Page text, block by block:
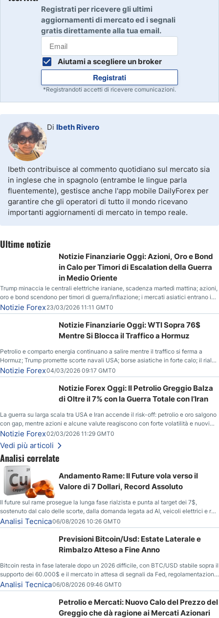
Registrati per ricevere gli ultimi
aggiornamenti di mercato ed i segnali
gratis direttamente alla tua email.
Aiutami a scegliere un broker
Registrati
*Registrandoti accetti di ricevere comunicazioni.
Di Ibeth Rivero
Ibeth contribuisce al commento quotidiano sul mercato sia
in inglese che in spagnolo (entrambe le lingue parla
fluentemente), gestisce anche l'app mobile DailyForex per
garantire che gli operatori di tutto il mondo ricevano
importanti aggiornamenti di mercato in tempo reale.
Ultime notizie
Notizie Finanziarie Oggi: Azioni, Oro e Bond
in Calo per Timori di Escalation della Guerra
in Medio Oriente
Trump minaccia le centrali elettriche iraniane, scadenza martedì mattina; azioni,
oro e bond scendono per timori di guerra/inflazione; i mercati asiatici entrano in
correzione; il petrolio greggio resta stabile.
Notizie Forex23/03/2026 11:11 GMT0
Notizie Finanziarie Oggi: WTI Sopra 76$
Mentre Si Blocca il Traffico a Hormuz
Petrolio e comparto energia continuano a salire mentre il traffico si ferma a
Hormuz; Trump promette scorte navali USA; borse asiatiche in forte calo; il rialzo
del gas naturale mette pressione all’euro.
Notizie Forex04/03/2026 09:17 GMT0
Notizie Forex Oggi: Il Petrolio Greggio Balza
di Oltre il 7% con la Guerra Totale con l’Iran
La guerra su larga scala tra USA e Iran accende il risk-off: petrolio e oro salgono
con gap, mentre azioni e alcune valute reagiscono con forte volatilità e nuovi
livelli da monitorare.
Notizie Forex02/03/2026 11:29 GMT0
Vedi più articoli
Analisi correlate
Andamento Rame: Il Future vola verso il
Valore di 7 Dollari, Record Assoluto
Il future sul rame prosegue la lunga fase rialzista e punta al target dei 7$,
sostenuto dal calo delle scorte, dalla domanda legata ad AI, veicoli elettrici e reti
energetiche, e dai timori di deficit produttivo dal 2028.
Analisi Tecnica06/08/2026 10:26 GMT0
Previsioni Bitcoin/Usd: Estate Laterale e
Rimbalzo Atteso a Fine Anno
Bitcoin resta in fase laterale dopo un 2026 difficile, con BTC/USD stabile sopra il
supporto dei 60.000$ e il mercato in attesa di segnali da Fed, regolamentazione
USA ed elezioni di medio termine.
Analisi Tecnica06/08/2026 09:46 GMT0
Petrolio e Mercati: Nuovo Calo del Prezzo del
Greggio che dà ragione ai Mercati Azionari